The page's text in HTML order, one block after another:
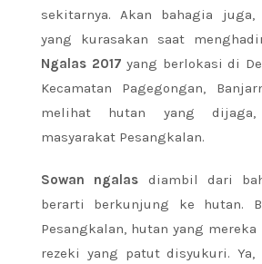
sekitarnya. Akan bahagia juga,
yang kurasakan saat
Ngalas 2017 yang berlokasi di
Kecamatan Pagegongan,
melihat hutan yang
masyarakat Pesangkalan.
Sowan ngalas diambil dari
berarti berkunjung ke hutan.
Pesangkalan, hutan yang
rezeki yang patut disyukuri. Ya,